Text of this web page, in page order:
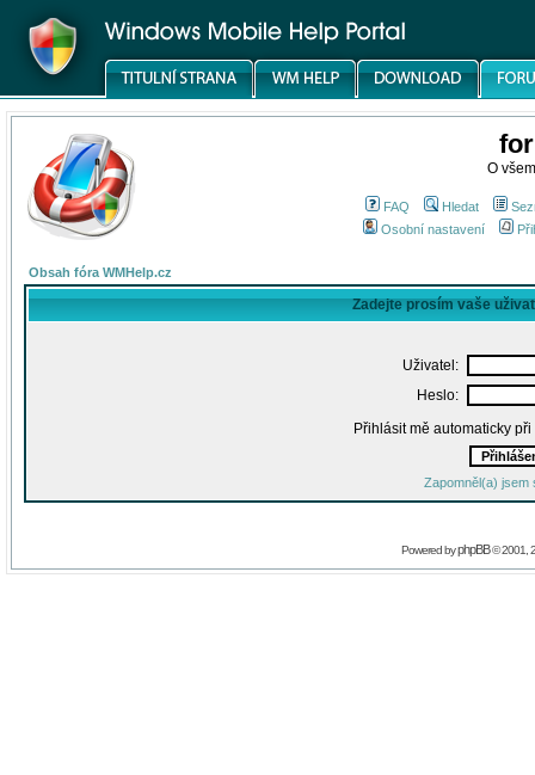
O
FAQ Hledat
Osobní nastavení
Obsah fóra WMHelp.cz
Zadejte prosím vaše
Uživatel:
Heslo:
Přihlásit mě automaticky
Zapomněl(a) jsem
Powered byphpBB© 2001,